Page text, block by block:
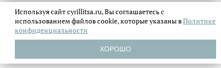
Используя сайт cyrillitsa.ru, Вы соглашаетесь с
использованием файловcookie, которые указаны вПолитике
конфиденциальности
ХОРОШО